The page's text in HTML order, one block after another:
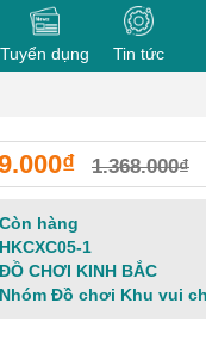
Tuyển dụng Tin tức
1.368.000₫
Còn hàng
HKCXC05-1
ĐỒ CHƠI KINH BẮC
Nhóm Đồ chơi Khu vui